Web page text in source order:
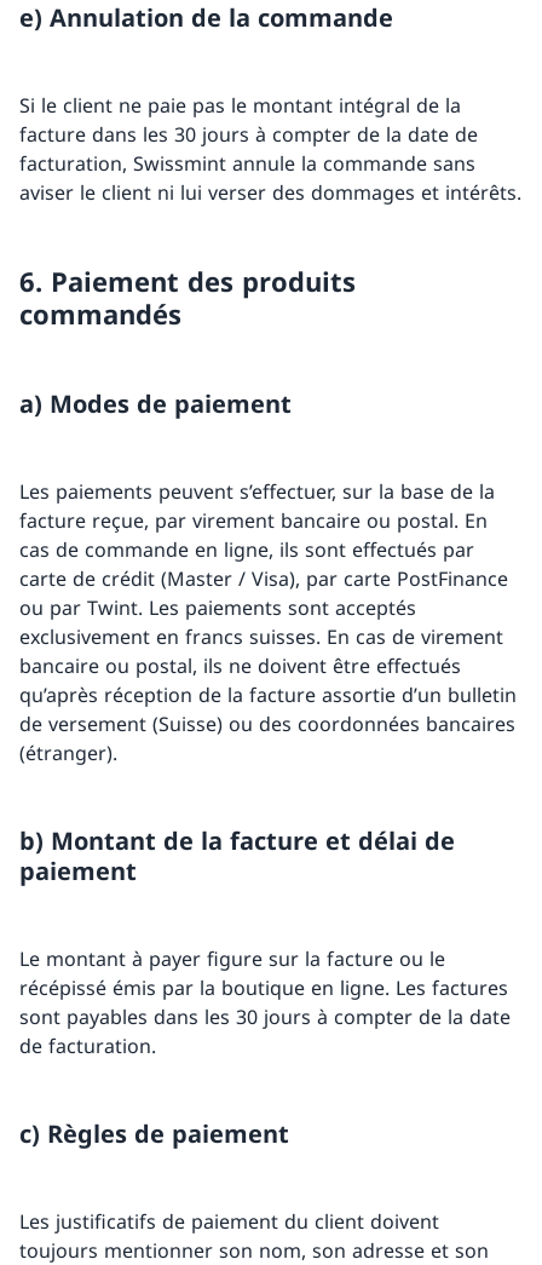
e) Annulation de la commande
Si le client ne paie pas le montant intégral de la
facture dans les 30 jours à compter de la date de
facturation, Swissmint annule la commande sans
aviser le client ni lui verser des dommages et intérêts.
6. Paiement des produits
commandés
a) Modes de paiement
Les paiements peuvent s’effectuer, sur la base de la
facture reçue, par virement bancaire ou postal. En
cas de commande en ligne, ils sont effectués par
carte de crédit (Master / Visa), par carte PostFinance
ou par Twint. Les paiements sont acceptés
exclusivement en francs suisses. En cas de virement
bancaire ou postal, ils ne doivent être effectués
qu’après réception de la facture assortie d’un bulletin
de versement (Suisse) ou des coordonnées bancaires
(étranger).
b) Montant de la facture et délai de
paiement
Le montant à payer figure sur la facture ou le
récépissé émis par la boutique en ligne. Les factures
sont payables dans les 30 jours à compter de la date
de facturation.
c) Règles de paiement
Les justificatifs de paiement du client doivent
toujours mentionner son nom, son adresse et son